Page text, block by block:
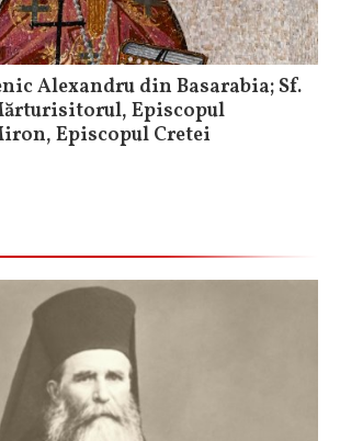
Alexandru din Basarabia; Sf.
Episcopul
Episcopul Cretei